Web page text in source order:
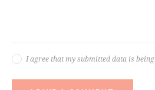
I agree that my submitted data is being